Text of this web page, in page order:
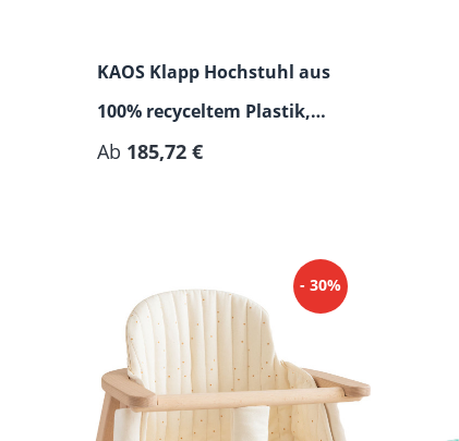
KAOS Klapp Hochstuhl aus
100% recyceltem Plastik,
klappbar
Ab 185,72 €
- 30%